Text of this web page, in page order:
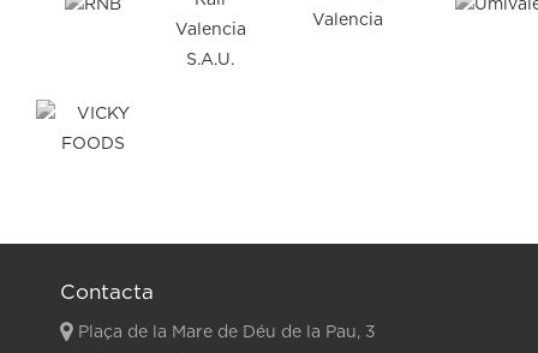
Contacta
Plaça de la Mare de Déu de la Pau, 3